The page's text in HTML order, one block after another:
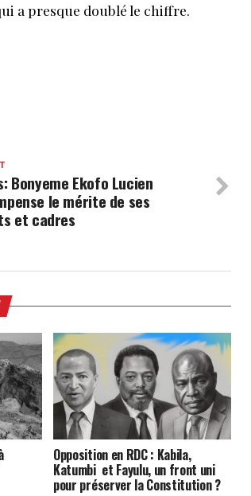
a presque doublé le chiffre.
Bonyeme Ekofo Lucien
le mérite de ses
et cadres
Opposition en RDC : Kabila,
Katumbi et Fayulu, un front uni
pour préserver la Constitution ?